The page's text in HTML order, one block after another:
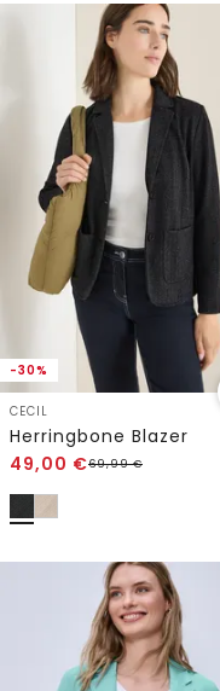
-30%
CECIL
Herringbone Blazer
49,00 €69,99€